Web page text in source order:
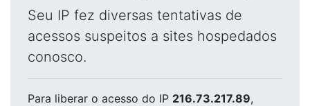
Seu IP fez diversas tentativas de
acessos suspeitos a sites hospedados
conosco.
Para liberar o acesso do IP 216.73.217.89,